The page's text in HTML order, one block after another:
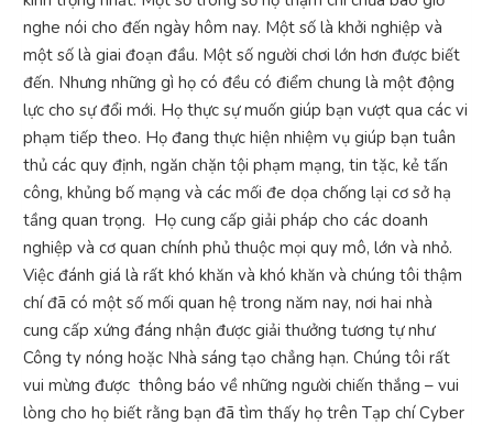
nghe nói cho đến ngày hôm nay. Một số là khởi nghiệp và
một số là giai đoạn đầu. Một số người chơi lớn hơn được biết
đến. Nhưng những gì họ có đều có điểm chung là một động
lực cho sự đổi mới. Họ thực sự muốn giúp bạn vượt qua các vi
phạm tiếp theo. Họ đang thực hiện nhiệm vụ giúp bạn tuân
thủ các quy định, ngăn chặn tội phạm mạng, tin tặc, kẻ tấn
công, khủng bố mạng và các mối đe dọa chống lại cơ sở hạ
tầng quan trọng. Họ cung cấp giải pháp cho các doanh
nghiệp và cơ quan chính phủ thuộc mọi quy mô, lớn và nhỏ.
Việc đánh giá là rất khó khăn và khó khăn và chúng tôi thậm
chí đã có một số mối quan hệ trong năm nay, nơi hai nhà
cung cấp xứng đáng nhận được giải thưởng tương tự như
Công ty nóng hoặc Nhà sáng tạo chẳng hạn. Chúng tôi rất
vui mừng được thông báo về những người chiến thắng – vui
lòng cho họ biết rằng bạn đã tìm thấy họ trên Tạp chí Cyber ​​